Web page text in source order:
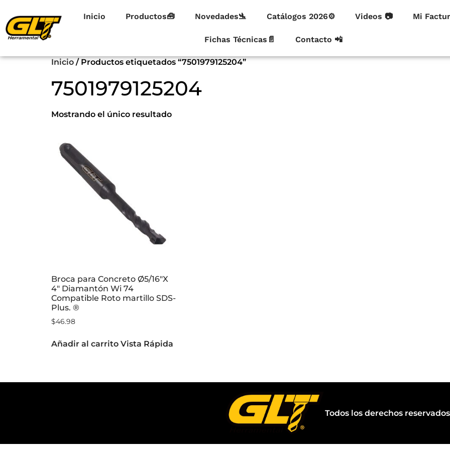
Inicio Productos🧰 Novedades🛬 Catálogos 2026⚙ Videos 📷 Mi
Fichas Técnicas📄 Contacto 📲
Inicio/ Productos etiquetados “7501979125204”
7501979125204
Mostrando el único resultado
Broca para Concreto Ø5/16″X
4″ Diamantón Wi 74
Compatible Roto martillo SDS-
Plus. ®
$46.98
Añadir al carrito Vista Rápida
Todos los derechos reservados